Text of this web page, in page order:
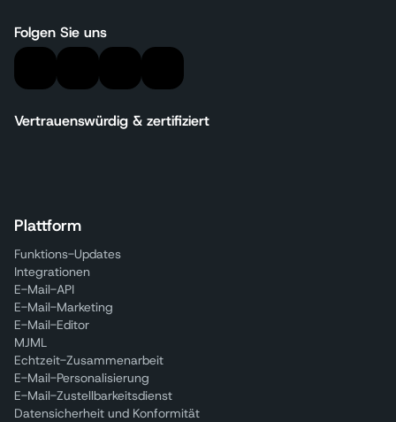
Folgen Sie uns
Vertrauenswürdig & zertifiziert
Plattform
Funktions-Updates
Integrationen
E-Mail-API
E-Mail-Marketing
E-Mail-Editor
MJML
Echtzeit-Zusammenarbeit
E-Mail-Personalisierung
E-Mail-Zustellbarkeitsdienst
Datensicherheit und Konformität